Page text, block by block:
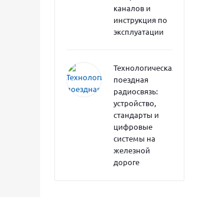
каналов и
инструкция по
эксплуатации
Технологическая
поездная
радиосвязь:
устройство,
стандарты и
цифровые
системы на
железной
дороге